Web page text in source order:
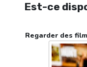
Est-ce
Regarder des